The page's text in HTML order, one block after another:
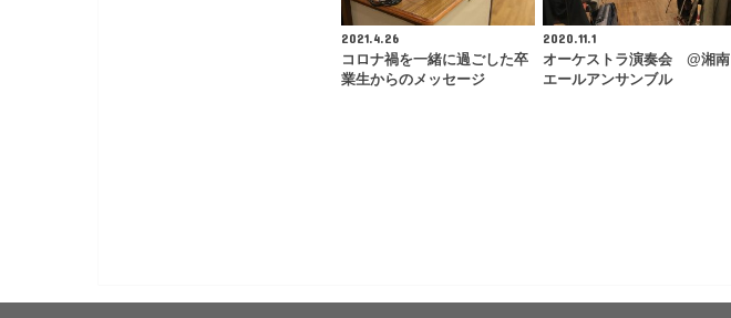
2021.4.26
コロナ禍を一緒に過ごした卒
業生からのメッセージ
2020.11.1
オーケストラ演奏会 @湘南
エールアンサンブル